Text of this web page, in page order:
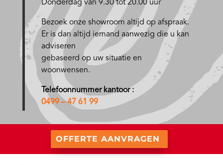
Donderdag van 9.30 tot 20.00 uur
Bezoek onze showroom altijd op afspraak.
Er is dan altijd iemand aanwezig die u kan
adviseren
gebaseerd op uw situatie en
woonwensen.
Telefoonnummer kantoor :
0499 – 47 61 99
OFFERTE AANVRAGEN